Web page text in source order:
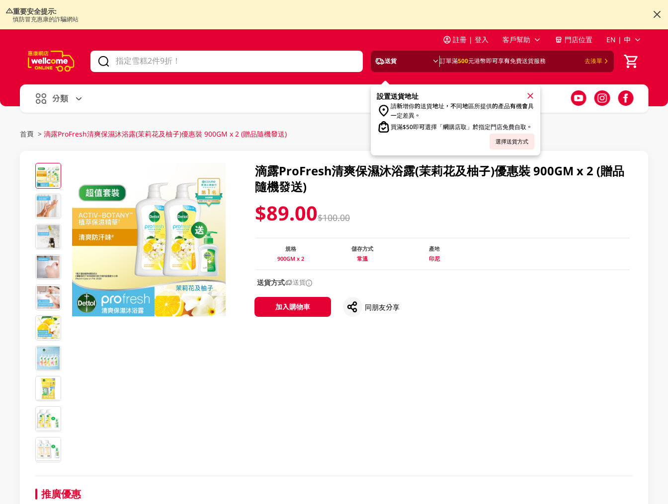
重要安全提示:
慎防冒充惠康的詐騙網站
註冊 | 登入 客戶幫助 門店位置 EN | 中
送貨 訂單滿500元港幣即可享有免費送貨服務 去湊單
設置送貨地址
請新增你的送貨地址，不同地區所提供的產品有機會具
一定差異。
買滿$50即可選擇「網購店取」於指定門店免費自取。
選擇送貨方式
分類
首頁 > 滴露ProFresh清爽保濕沐浴露(茉莉花及柚子)優惠裝 900GM x 2 (贈品隨機發送)
滴露ProFresh清爽保濕沐浴露(茉莉花及柚子)優惠裝 900GM x 2 (贈品
隨機發送)
$89.00$100.00
規格
900GM x 2
儲存方式
常溫
產地
印尼
送貨方式 送貨
加入購物車 同朋友分享
推廣優惠